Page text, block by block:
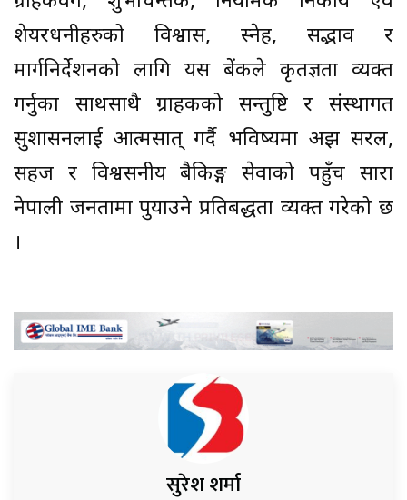
शेयरधनीहरुको विश्वास, स्नेह, सद्भाव र
मार्गनिर्देशनको लागि यस बेंकले कृतज्ञता व्यक्त
गर्नुका साथसाथै ग्राहकको सन्तुष्टि र संस्थागत
सुशासनलाई आत्मसात् गर्दै भविष्यमा अझ सरल,
सहज र विश्वसनीय बैकिङ्ग सेवाको पहुँच सारा
नेपाली जनतामा पुयाउने प्रतिबद्धता व्यक्त गरेको छ
।
सुरेश शर्मा